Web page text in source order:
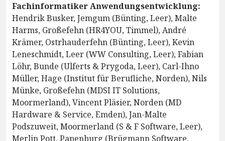
Fachinformatiker Anwendungsentwicklung:
Hendrik Busker, Jemgum (Bünting, Leer), Malte
Harms, Großefehn (HR4YOU, Timmel), André
Krämer, Ostrhauderfehn (Bünting, Leer), Kevin
Leneschmidt, Leer (WW Consulting, Leer), Fabian
Löhr, Bunde (Ulferts & Prygoda, Leer), Carl-Ihno
Müller, Hage (Institut für Berufliche, Norden), Nils
Münke, Großefehn (MDSI IT Solutions,
Moormerland), Vincent Pläsier, Norden (MD
Hardware & Service, Emden), Jan-Malte
Podszuweit, Moormerland (S & F Software, Leer),
Merlin Pott, Papenburg (Brügmann Software,